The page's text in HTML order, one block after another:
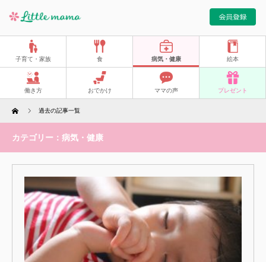
子育て・家族 食 病気・健康 絵本
働き方 おでかけ ママの声 プレゼント
Home 過去の記事一覧
カテゴリー：病気・健康